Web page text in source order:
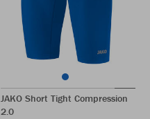
JAKO Short Tight Compression
2.0